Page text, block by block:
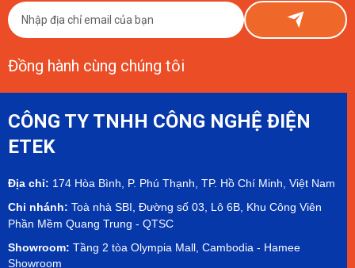
CÔNG TY TNHH CÔNG NGHỆ ĐIỆN
ETEK
Địa chỉ: 174 Hòa Bình, P. Phú Thạnh, TP. Hồ Chí Minh, Việt Nam
Chi nhánh: Toà nhà SBI, Đường số 03, Lô 6B, Khu Công Viên
Phần Mềm Quang Trung - QTSC
Showroom: Tầng 2 tòa Olympia Mall, Cambodia - Hamee
Showroom
Đồng hành cùng chúng tôi